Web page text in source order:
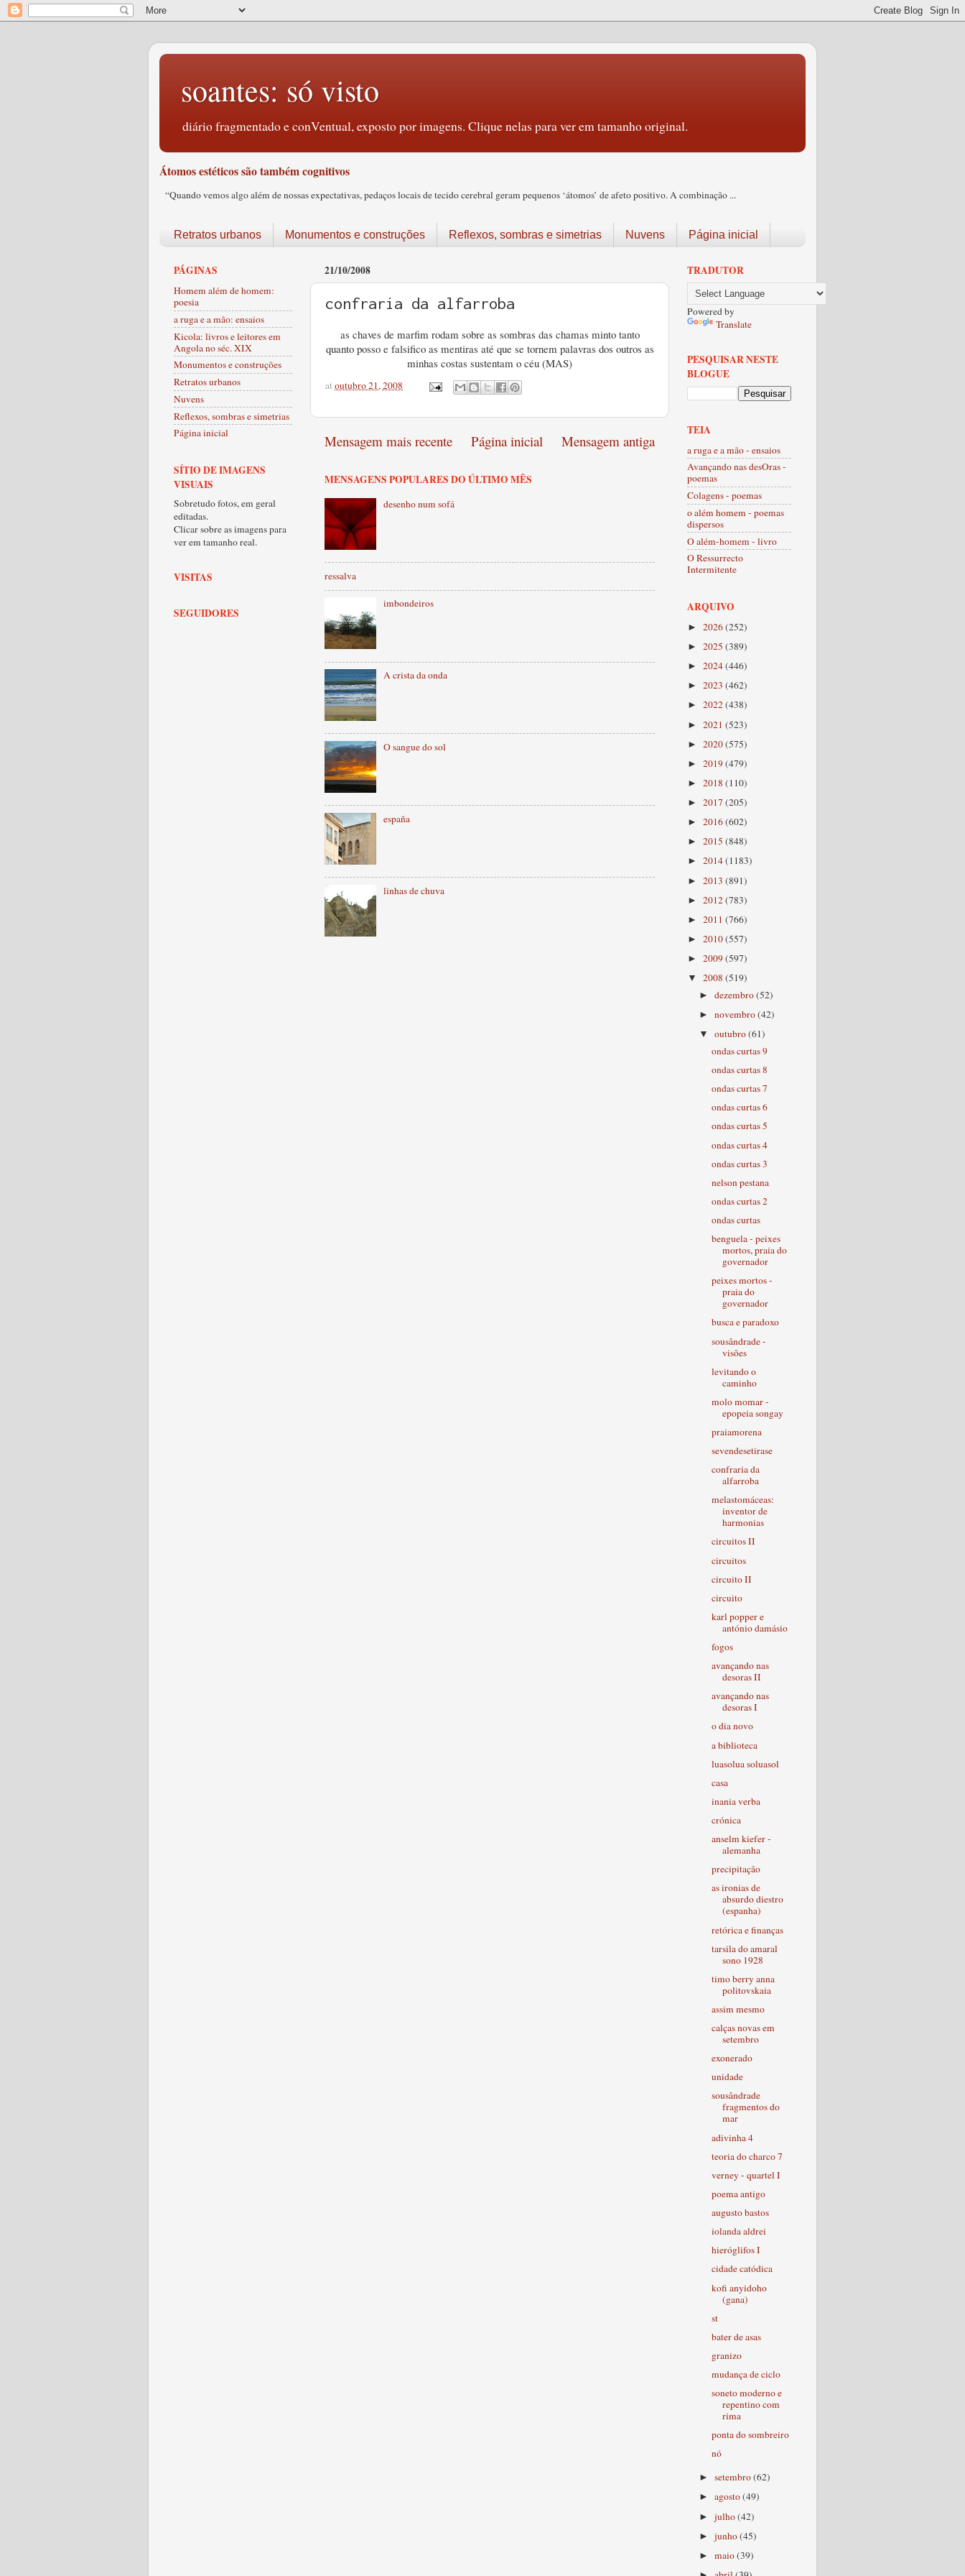
soantes: só visto
diário fragmentado e conVentual, exposto por imagens. Clique nelas para ver em tamanho original.
Átomos estéticos são também cognitivos
“Quando vemos algo além de nossas expectativas, pedaços locais de tecido cerebral geram pequenos ‘átomos’ de afeto positivo. A combinação ...
Retratos urbanos Monumentos e construções Reflexos, sombras e simetrias Nuvens Página inicial
21/10/2008
confraria da alfarroba
as chaves de marfim rodam sobre as sombras das chamas minto tanto
quanto posso e falsifico as mentiras até que se tornem palavras dos outros as
minhas costas sustentam o céu (MAS)
atoutubro 21, 2008
Mensagem mais recente Mensagem antiga
Página inicial
MENSAGENS POPULARES DO ÚLTIMO MÊS
desenho num sofá
ressalva
imbondeiros
A crista da onda
O sangue do sol
españa
linhas de chuva
PÁGINAS
Homem além de homem:
poesia
a ruga e a mão: ensaios
Kicola: livros e leitores em
Angola no séc. XIX
Monumentos e construções
Retratos urbanos
Nuvens
Reflexos, sombras e simetrias
Página inicial
SÍTIO DE IMAGENS
VISUAIS
Sobretudo fotos, em geral
editadas.
Clicar sobre as imagens para
ver em tamanho real.
VISITAS
SEGUIDORES
TRADUTOR
Powered by
Translate
PESQUISAR NESTE
BLOGUE
TEIA
a ruga e a mão - ensaios
Avançando nas desOras -
poemas
Colagens - poemas
o além homem - poemas
dispersos
O além-homem - livro
O Ressurrecto
Intermitente
ARQUIVO
► 2026(252)
► 2025 (389)
► 2024(446)
► 2023 (462)
► 2022(438)
► 2021 (523)
► 2020(575)
► 2019(479)
► 2018 (110)
► 2017 (205)
► 2016(602)
► 2015 (848)
► 2014(1183)
► 2013 (891)
► 2012(783)
► 2011 (766)
► 2010(557)
► 2009(597)
▼ 2008 (519)
►dezembro(52)
►novembro(42)
▼outubro(61)
ondas curtas 9
ondas curtas 8
ondas curtas 7
ondas curtas 6
ondas curtas 5
ondas curtas 4
ondas curtas 3
nelson pestana
ondas curtas 2
ondas curtas
benguela - peixes
mortos, praia do
governador
peixes mortos -
praia do
governador
busca e paradoxo
sousândrade -
visões
levitando o
caminho
molo momar -
epopeia songay
praiamorena
sevendesetirase
confraria da
alfarroba
melastomáceas:
inventor de
harmonias
circuitos II
circuitos
circuito II
circuito
karl popper e
antónio damásio
fogos
avançando nas
desoras II
avançando nas
desoras I
o dia novo
a biblioteca
luasolua soluasol
casa
inania verba
crónica
anselm kiefer -
alemanha
precipitação
as ironias de
absurdo diestro
(espanha)
retórica e finanças
tarsila do amaral
sono 1928
timo berry anna
politovskaia
assim mesmo
calças novas em
setembro
exonerado
unidade
sousândrade
fragmentos do
mar
adivinha 4
teoria do charco 7
verney - quartel I
poema antigo
augusto bastos
iolanda aldrei
hieróglifos I
cidade catódica
kofi anyidoho
(gana)
st
bater de asas
granizo
mudança de ciclo
soneto moderno e
repentino com
rima
ponta do sombreiro
nó
►setembro(62)
►agosto(49)
►julho(42)
►junho(45)
►maio(39)